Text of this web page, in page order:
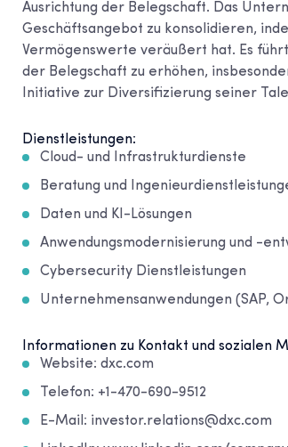
Ausrichtung der Belegschaft. Das
Geschäftsangebot zu konsolidieren,
Vermögenswerte veräußert hat. Es
der Belegschaft zu erhöhen,
Initiative zur Diversifizierung seiner
Dienstleistungen:
Cloud- und Infrastrukturdienste
Beratung und
Daten und KI-Lösungen
Anwendungsmodernisierung und -
Cybersecurity Dienstleistungen
Unternehmensanwendungen (SAP,
Informationen zu Kontakt und sozialen
Website: dxc.com
Telefon: +1-470-690-9512
E-Mail: investor.relations@dxc.com